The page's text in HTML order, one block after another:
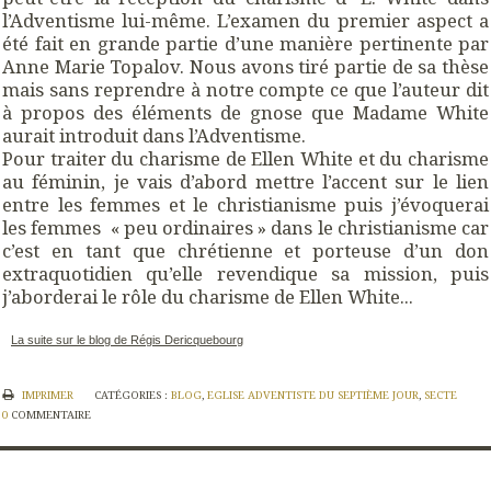
l’Adventisme lui-même. L’examen du premier aspect a
été fait en grande partie d’une manière pertinente par
Anne Marie Topalov. Nous avons tiré partie de sa thèse
mais sans reprendre à notre compte ce que l’auteur dit
à propos des éléments de gnose que Madame White
aurait introduit dans l’Adventisme.
Pour traiter du charisme de Ellen White et du charisme
au féminin, je vais d’abord mettre l’accent sur le lien
entre les femmes et le christianisme puis j’évoquerai
les femmes « peu ordinaires » dans le christianisme car
c’est en tant que chrétienne et porteuse d’un don
extraquotidien qu’elle revendique sa mission, puis
j’aborderai le rôle du charisme de Ellen White...
La suite sur le blog de Régis Dericquebourg
IMPRIMER CATÉGORIES : BLOG, EGLISE ADVENTISTE DU SEPTIÈME JOUR, SECTE
0 COMMENTAIRE